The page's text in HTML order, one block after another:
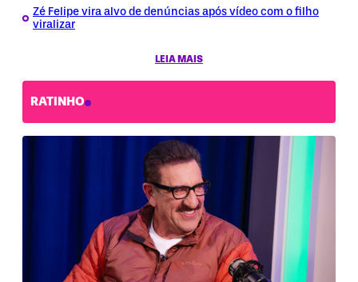
Zé Felipe vira alvo de denúncias após vídeo com o filho
viralizar
LEIA MAIS
RATINHO